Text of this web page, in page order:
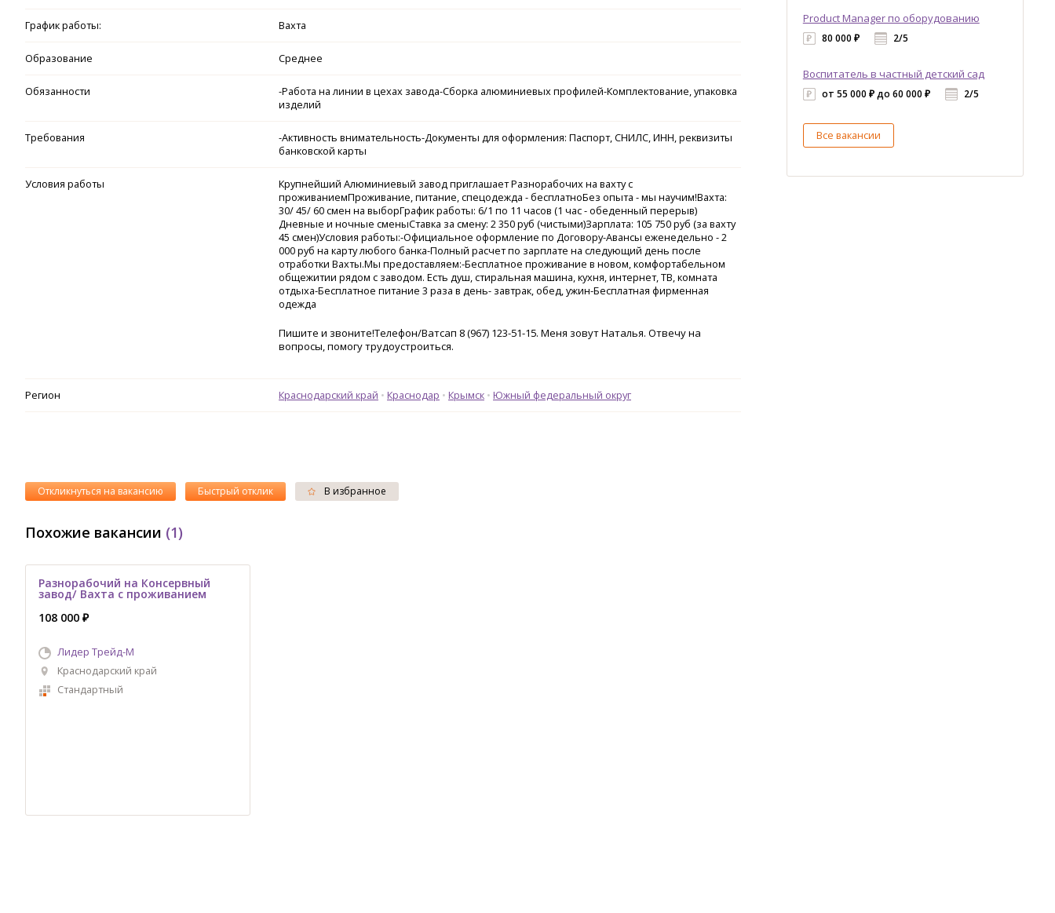
График работы: Вахта
Образование Среднее
Обязанности
-Работа на линии в цехах завода-Сборка алюминиевых профилей-Комплектование, упаковка
изделий
Требования
-Активность внимательность-Документы для оформления: Паспорт, СНИЛС, ИНН, реквизиты
банковской карты
Условия работы
Крупнейший Алюминиевый завод приглашает Разнорабочих на вахту с
проживаниемПроживание, питание, спецодежда - бесплатноБез опыта - мы научим!Вахта:
30/ 45/ 60 смен на выборГрафик работы: 6/1 по 11 часов (1 час - обеденный перерыв)
Дневные и ночные сменыСтавка за смену: 2 350 руб (чистыми)Зарплата: 105 750 руб (за вахту
45 смен)Условия работы:-Официальное оформление по Договору-Авансы еженедельно - 2
000 руб на карту любого банка-Полный расчет по зарплате на следующий день после
отработки Вахты.Мы предоставляем:-Бесплатное проживание в новом, комфортабельном
общежитии рядом с заводом. Есть душ, стиральная машина, кухня, интернет, ТВ, комната
отдыха-Бесплатное питание 3 раза в день- завтрак, обед, ужин-Бесплатная фирменная
одежда
Пишите и звоните!Телефон/Ватсап 8 (967) 123-51-15. Меня зовут Наталья. Отвечу на
вопросы, помогу трудоустроиться.
Регион Краснодарский край Краснодар Крымск Южный федеральный округ
Откликнуться на вакансию Быстрый отклик В избранное
Product Manager по оборудованию
80 000 ₽ 2/5
Воспитатель в частный детский сад
от 55 000 ₽ до 60 000 ₽ 2/5
Все вакансии
Похожие вакансии (1)
Разнорабочий на Консервный
завод/ Вахта с проживанием
108 000 ₽
Лидер Трейд-M
Краснодарский край
Стандартный